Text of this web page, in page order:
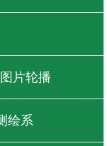
片轮播
绘系